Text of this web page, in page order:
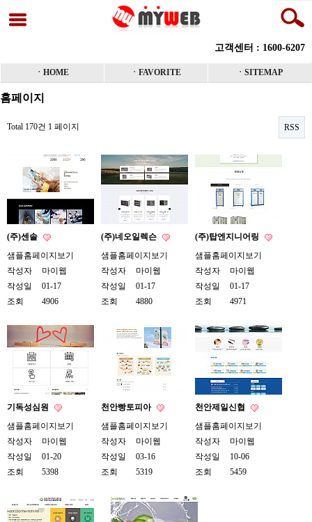
고객센터 : 1600-6207
ㆍHOME ㆍFAVORITE ㆍSITEMAP
홈페이지
Total 170건 1 페이지 RSS
(주)센솔
샘플홈페이지보기
작성자
마이웹
작성일
01-17
조회
4906
(주)네오일렉슨
샘플홈페이지보기
작성자
마이웹
작성일
01-17
조회
4880
(주)탑엔지니어링
샘플홈페이지보기
작성자
마이웹
작성일
01-17
조회
4971
기독성심원
샘플홈페이지보기
작성자
마이웹
작성일
01-20
조회
5398
천안빵토피아
샘플홈페이지보기
작성자
마이웹
작성일
03-16
조회
5319
천안제일신협
샘플홈페이지보기
작성자
마이웹
작성일
10-06
조회
5459